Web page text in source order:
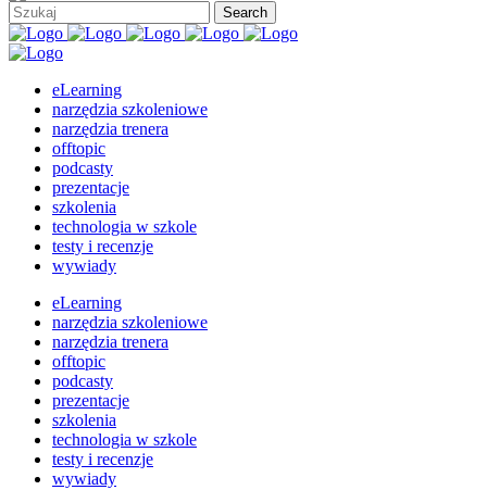
eLearning
narzędzia szkoleniowe
narzędzia trenera
offtopic
podcasty
prezentacje
szkolenia
technologia w szkole
testy i recenzje
wywiady
eLearning
narzędzia szkoleniowe
narzędzia trenera
offtopic
podcasty
prezentacje
szkolenia
technologia w szkole
testy i recenzje
wywiady